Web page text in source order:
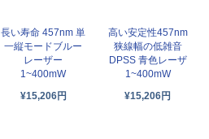
長い寿命 457nm 単
一縦モードブルー
レーザー
1~400mW
¥15,206円
高い安定性457nm
狭線幅の低雑音
DPSS 青色レーザ
1~400mW
¥15,206円